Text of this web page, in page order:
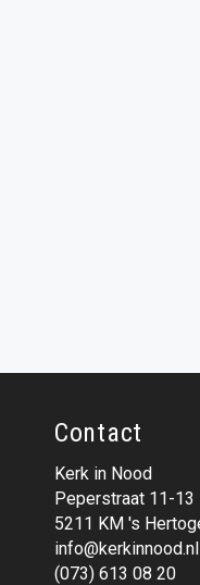
Contact
Kerk in Nood
Peperstraat 11-13
5211 KM 's
info@kerkinnood.nl
(073) 613 08 20